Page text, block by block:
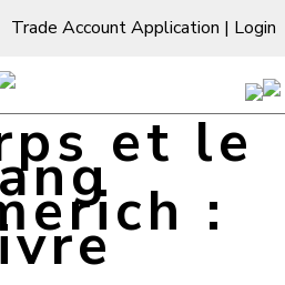
Trade Account Application | Login
et le
: